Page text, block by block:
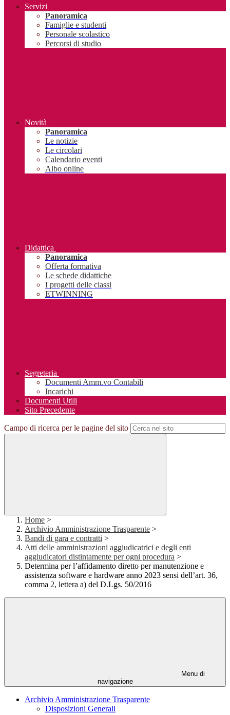
Servizi
Panoramica
Famiglie e studenti
Personale scolastico
Percorsi di studio
Novità
Panoramica
Le notizie
Le circolari
Calendario eventi
Albo online
Didattica
Panoramica
Offerta formativa
Le schede didattiche
I progetti delle classi
ETWINNING
Segreteria
Documenti Amm.vo Contabili
Incarichi
Documenti Utili
Sito Precedente
Campo di ricerca per le pagine del sito
Home >
Archivio Amministrazione Trasparente >
Bandi di gara e contratti >
Atti delle amministrazioni aggiudicatrici e degli enti
aggiudicatori distintamente per ogni procedura >
Determina per l’affidamento diretto per manutenzione e
assistenza software e hardware anno 2023 sensi dell’art. 36,
comma 2, lettera a) del D.Lgs. 50/2016
Menu di
navigazione
Archivio Amministrazione Trasparente
Disposizioni Generali